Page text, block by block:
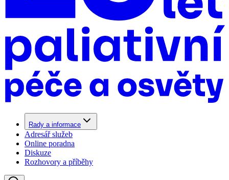
Rady a informace
Adresář služeb
Online poradna
Diskuze
Rozhovory a příběhy